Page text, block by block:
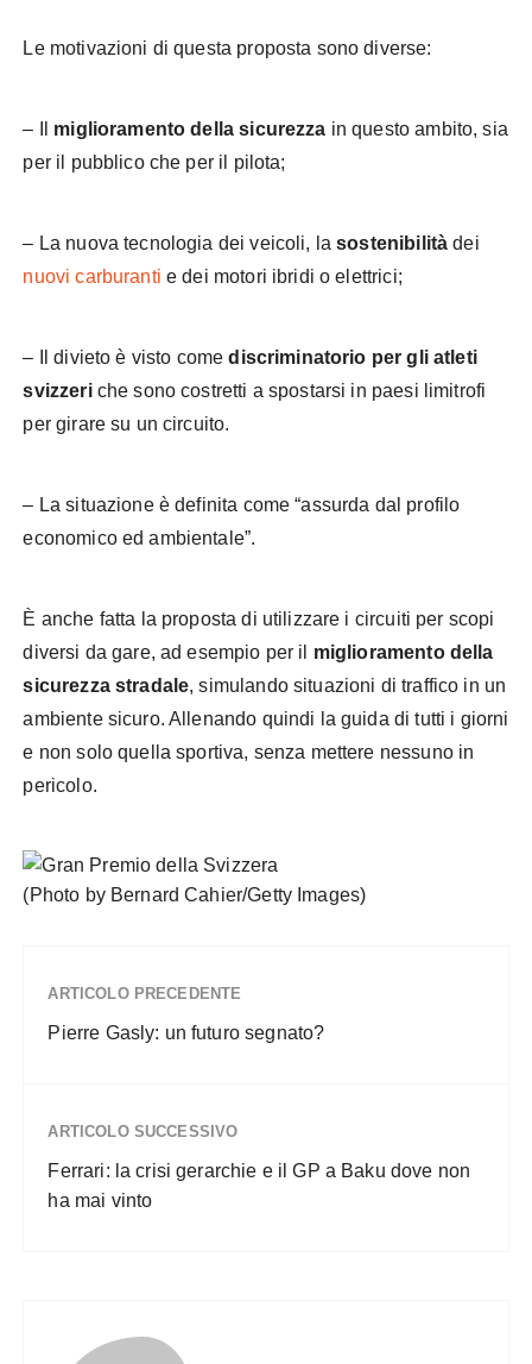
Le motivazioni di questa proposta sono diverse:
– Il miglioramento della sicurezza in questo ambito, sia
per il pubblico che per il pilota;
– La nuova tecnologia dei veicoli, lasostenibilità dei
nuovi carburanti e dei motori ibridi o elettrici;
– Il divieto è visto come discriminatorio per gli atleti
svizzeriche sono costretti a spostarsi in paesi limitrofi
per girare su un circuito.
– La situazione è definita come “assurda dal profilo
economico ed ambientale”.
È anche fatta la proposta di utilizzare i circuiti per scopi
diversi da gare, ad esempio per il miglioramento della
sicurezza stradale, simulando situazioni di traffico in un
ambiente sicuro. Allenando quindi la guida di tutti i giorni
e non solo quella sportiva, senza mettere nessuno in
pericolo.
(Photo by Bernard Cahier/Getty Images)
ARTICOLO PRECEDENTE
Pierre Gasly: un futuro segnato?
ARTICOLO SUCCESSIVO
Ferrari: la crisi gerarchie e il GP a Baku dove non
ha mai vinto